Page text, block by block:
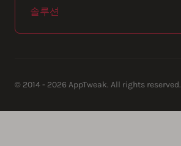
솔루션
© 2014 - 2026 AppTweak. All rights reserved.